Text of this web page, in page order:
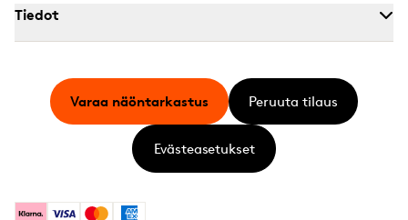
Tiedot
KlarnaVisa MastercardAmerican Express
Varaa näöntarkastus Peruuta tilaus
Evästeasetukset